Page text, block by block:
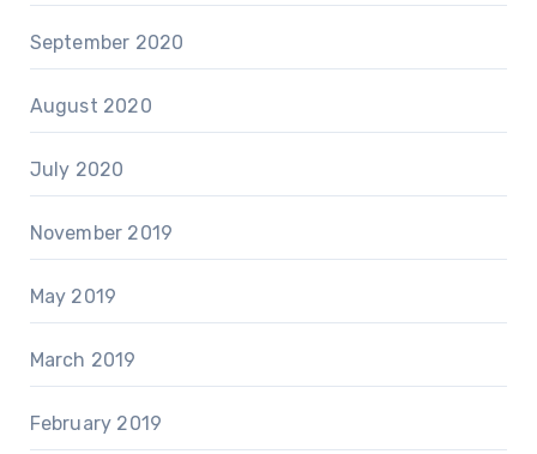
September 2020
August 2020
July 2020
November 2019
May 2019
March 2019
February 2019